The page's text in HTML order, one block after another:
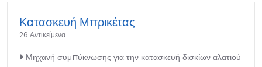
Κατασκευή Μπρικέτας
26 Αντικείμενα
Μηχανή συμπύκνωσης για την κατασκευή δισκίων αλατιού